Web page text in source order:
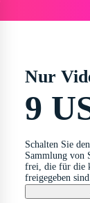
Nur
9
Schalten Sie
Sammlung von
frei, die für die
freigegeben